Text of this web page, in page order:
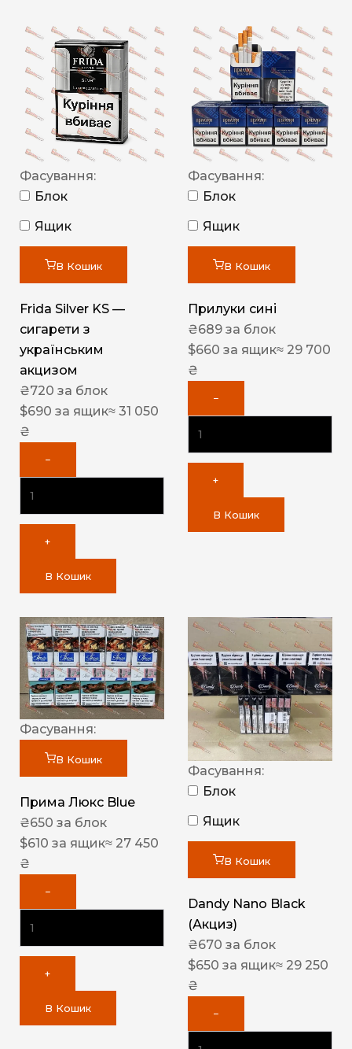
Фасування:
Блок
Ящик
В Кошик
Frida Silver KS —
сигарети з
українським
акцизом
₴720 за блок
$690 за ящик≈ 31 050
₴
−
+
В Кошик
Фасування:
Блок
Ящик
В Кошик
Прилуки сині
₴689 за блок
$660 за ящик≈ 29 700
₴
−
+
В Кошик
Фасування:
В Кошик
Прима Люкс Blue
₴650 за блок
$610 за ящик≈ 27 450
₴
−
+
В Кошик
Фасування:
Блок
Ящик
В Кошик
Dandy Nano Black
(Акциз)
₴670 за блок
$650 за ящик≈ 29 250
₴
−